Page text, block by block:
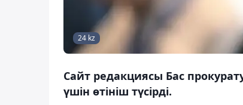
24 kz
Сайт редакциясы Бас
үшін өтініш түсірді.